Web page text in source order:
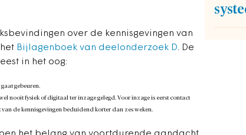
over de kennisgevingen van
Bijlagenboek van deelonderzoek D. De
in het oog:
gebeuren.
nooit fysiek of digitaal ter inzage gelegd. Voor inzage is eerst contact
de kennisgevingen beduidend korter dan zes weken.